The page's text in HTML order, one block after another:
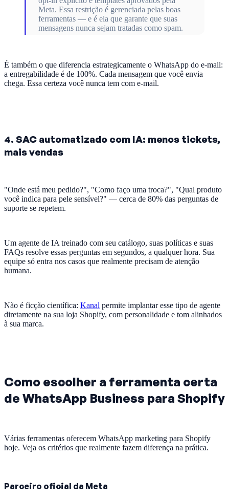
Meta. Essa restrição é gerenciada pelas boas
ferramentas — e é ela que garante que suas
mensagens nunca sejam tratadas como spam.
É também o que diferencia estrategicamente o WhatsApp do e-mail:
a entregabilidade é de 100%. Cada mensagem que você envia
chega. Essa certeza você nunca tem com e-mail.
4. SAC automatizado com IA: menos tickets,
mais vendas
"Onde está meu pedido?", "Como faço uma troca?", "Qual produto
você indica para pele sensível?" — cerca de 80% das perguntas de
suporte se repetem.
Um agente de IA treinado com seu catálogo, suas políticas e suas
FAQs resolve essas perguntas em segundos, a qualquer hora. Sua
equipe só entra nos casos que realmente precisam de atenção
humana.
Não é ficção científica: Kanal permite implantar esse tipo de agente
diretamente na sua loja Shopify, com personalidade e tom alinhados
à sua marca.
Como escolher a ferramenta certa
de WhatsApp Business para Shopify
Várias ferramentas oferecem WhatsApp marketing para Shopify
hoje. Veja os critérios que realmente fazem diferença na prática.
Parceiro oficial da Meta